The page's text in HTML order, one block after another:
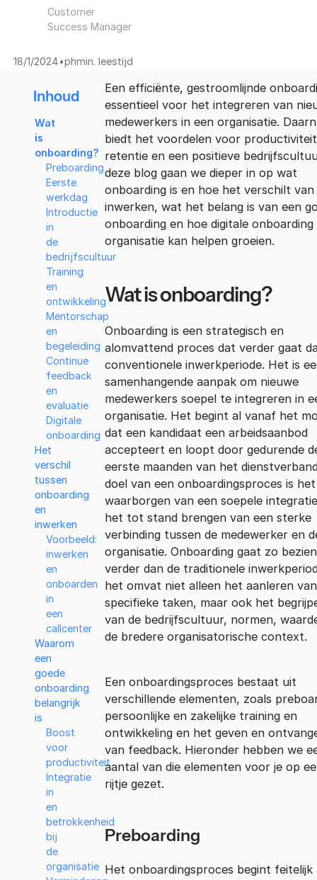
Customer
Success Manager
18/1/2024•phmin. leestijd
Inhoud
Wat
is
onboarding?
Preboarding
Eerste
werkdag
Introductie
in
de
bedrijfscultuur
Training
en
ontwikkeling
Mentorschap
en
begeleiding
Continue
feedback
en
evaluatie
Digitale
onboarding
Het
verschil
tussen
onboarding
en
inwerken
Voorbeeld:
inwerken
en
onboarden
in
een
callcenter
Waarom
een
goede
onboarding
belangrijk
is
Boost
voor
productiviteit
Integratie
in
en
betrokkenheid
bij
de
organisatie
Een efficiënte, gestroomlijnde
essentieel voor het integreren van
medewerkers in een organisatie.
biedt het voordelen voor
retentie en een positieve
deze blog gaan we dieper in op wat
onboarding is en hoe het verschilt van
inwerken, wat het belang is van een
onboarding en hoe digitale onboarding
organisatie kan helpen groeien.
Wat is onboarding?
Onboarding is een strategisch en
alomvattend proces dat verder gaat
conventionele inwerkperiode. Het is
samenhangende aanpak om nieuwe
medewerkers soepel te integreren in
organisatie. Het begint al vanaf het
dat een kandidaat een arbeidsaanbod
accepteert en loopt door gedurende
eerste maanden van het
doel van een onboardingsproces is het
waarborgen van een soepele
het tot stand brengen van een sterke
verbinding tussen de medewerker en
organisatie. Onboarding gaat zo
verder dan de traditionele
het omvat niet alleen het aanleren van
specifieke taken, maar ook het
van de bedrijfscultuur, normen,
de bredere organisatorische context.
Een onboardingsproces bestaat uit
verschillende elementen, zoals
persoonlijke en zakelijke training en
ontwikkeling en het geven en
van feedback. Hieronder hebben we
aantal van die elementen voor je op
rijtje gezet.
Preboarding
Het onboardingsproces begint feitelijk